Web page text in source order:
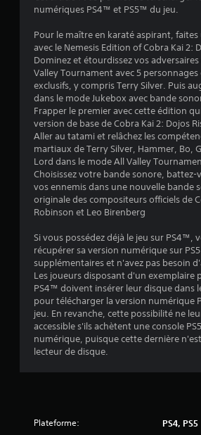
numériques PS4™ et PS5™ du jeu.
Pour le maître en karaté aspirant,
avec le Nemesis Edition of Cobra Kai 2:
Dominez et étourdissez vos
Valley Tournament avec 5 personnages
exclusifs, y compris Terry Silver. Puis
dans le mode Jukebox avec bande
Frapper le premier avec cette édition
version de base de Cobra Kai 2: Dojos
Aller au tatami et relâchez les
martiaux de Terry Silver, Hammer, Bo,
Lord dans le mode All Valley
Choisissez votre bande sonore, battez-
vos ennemis dans une nouvelle bande
originale des compositeurs officiels de
Robinson et Leo Birenberg
Si vous possédez déjà le jeu sur PS4™,
récupérer sa version numérique sur
supplémentaires et n'avez pas besoin
Les joueurs disposant d'un exemplaire
PS4™ doivent insérer leur disque dans
pour télécharger la version numérique
jeu. En revanche, cette possibilité ne
accessible s'ils achètent une console
numérique, puisque cette dernière
lecteur de disque.
Plateforme: PS4, PS5